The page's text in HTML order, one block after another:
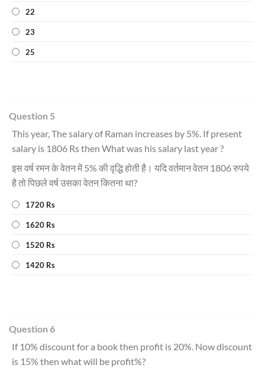
22
23
25
Question 5
This year, The salary of Raman increases by 5%. If present
salary is 1806 Rs then What was his salary last year ?
इस वर्ष रमन के वेतन में 5% की वृद्धि होती है। यदि वर्तमान वेतन 1806 रुपये
है तो पिछले वर्ष उसका वेतन कितना था?
1720 Rs
1620 Rs
1520 Rs
1420 Rs
Question 6
If 10% discount for a book then profit is 20%. Now discount
is 15% then what will be profit%?